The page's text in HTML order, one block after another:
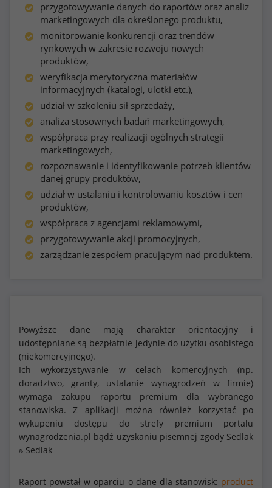
przygotowywanie danych do raportów oraz analiz
marketingowych dla określonego produktu,
monitorowanie konkurencji oraz trendów
rynkowych w zakresie rozwoju nowych
produktów,
weryfikacja merytoryczna materiałów
informacyjnych (katalogi, ulotki etc.),
udział w szkoleniu sił sprzedaży,
analiza stosownych badań marketingowych,
współpraca przy realizacji ogólnych strategii
marketingowych,
rozpoznawanie i identyfikowanie potrzeb klientów
danej grupy produktów,
udział w ustalaniu i kontrolowaniu kosztów i cen
produktów,
współpraca z agencjami reklamowymi,
przygotowywanie akcji promocyjnych,
zarządzanie zespołem pracującym nad produktem.
Powyższe dane mają charakter orientacyjny i
udostępniane są bezpłatnie jedynie do użytku osobistego
(niekomercyjnego).
Ich wykorzystywanie w celach komercyjnych (np.
doradztwo, granty, ustalanie wynagrodzeń w firmie)
wymaga zakupu raportu premium dla wybranego
stanowiska. Z aplikacji można również korzystać po
wykupeniu dostępu do strefy premium portalu
wynagrodzenia.pl bądź uzyskaniu pisemnej zgody Sedlak
& Sedlak
Raport powstał w oparciu o dane dla stanowisk: product